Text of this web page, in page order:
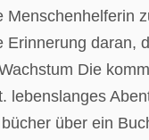
Menschenhelferin
Erinnerung daran,
Die
lebenslanges
über ein